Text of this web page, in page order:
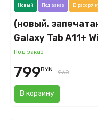
(новый.
Galaxy Tab A11+
(серебристый)
Под заказ
В корзину
Новый Под заказ В
799BYN 960